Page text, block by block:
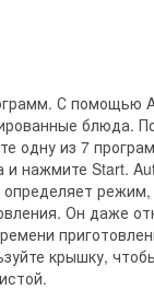
С помощью
блюда.
одну из 7
и нажмите Start.
Он даже
крышку,